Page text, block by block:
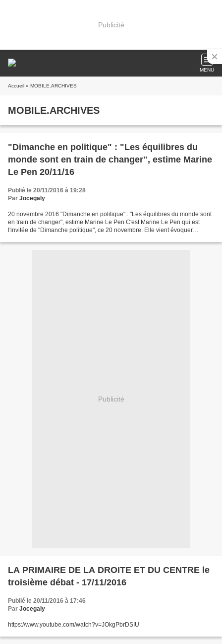
Publicité
MENU
Accueil » MOBILE.ARCHIVES
MOBILE.ARCHIVES
"Dimanche en politique" : "Les équilibres du
monde sont en train de changer", estime Marine
Le Pen 20/11/16
Publié le 20/11/2016 à 19:28
Par Jocegaly
20 novembre 2016 "Dimanche en politique" : "Les équilibres du monde sont
en train de changer", estime Marine Le Pen C'est Marine Le Pen qui est
l'invitée de "Dimanche politique", ce 20 novembre. Elle vient évoquer
Publicité
LA PRIMAIRE DE LA DROITE ET DU CENTRE le
troisième débat - 17/11/2016
Publié le 20/11/2016 à 17:46
Par Jocegaly
https://www.youtube.com/watch?v=JOkgPbrDSIU